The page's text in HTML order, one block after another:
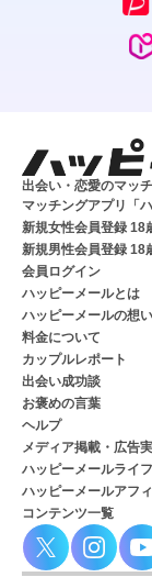
出会い・恋愛のマッ
マッチングアプリ「
新規女性会員登録 18
新規男性会員登録 18
会員ログイン
ハッピーメールとは
ハッピーメールの想い
料金について
カップルレポート
出会い成功談
お褒めの言葉
ヘルプ
メディア掲載・広告
ハッピーメールライ
ハッピーメールアフ
コンテンツ一覧